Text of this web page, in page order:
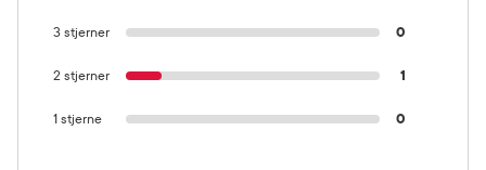
3 stjerner 0
2 stjerner 1
1 stjerne 0